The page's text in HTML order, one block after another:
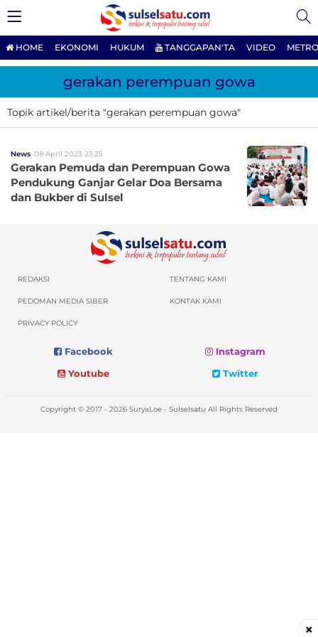
HOME EKONOMI HUKUM TANGGAPAN'TA VIDEO
gerakan perempuan gowa
Topik artikel/berita "gerakan perempuan gowa"
News 08 April 2023 23:25
Gerakan Pemuda dan Perempuan Gowa
Pendukung Ganjar Gelar Doa Bersama
dan Bukber di Sulsel
REDAKSI TENTANG KAMI
PEDOMAN MEDIA SIBER KONTAK KAMI
PRIVACY POLICY
Facebook
Instagram
Youtube
Twitter
Copyright © 2017 - 2026 SuryaLoe - Sulselsatu All Rights Reserved
×